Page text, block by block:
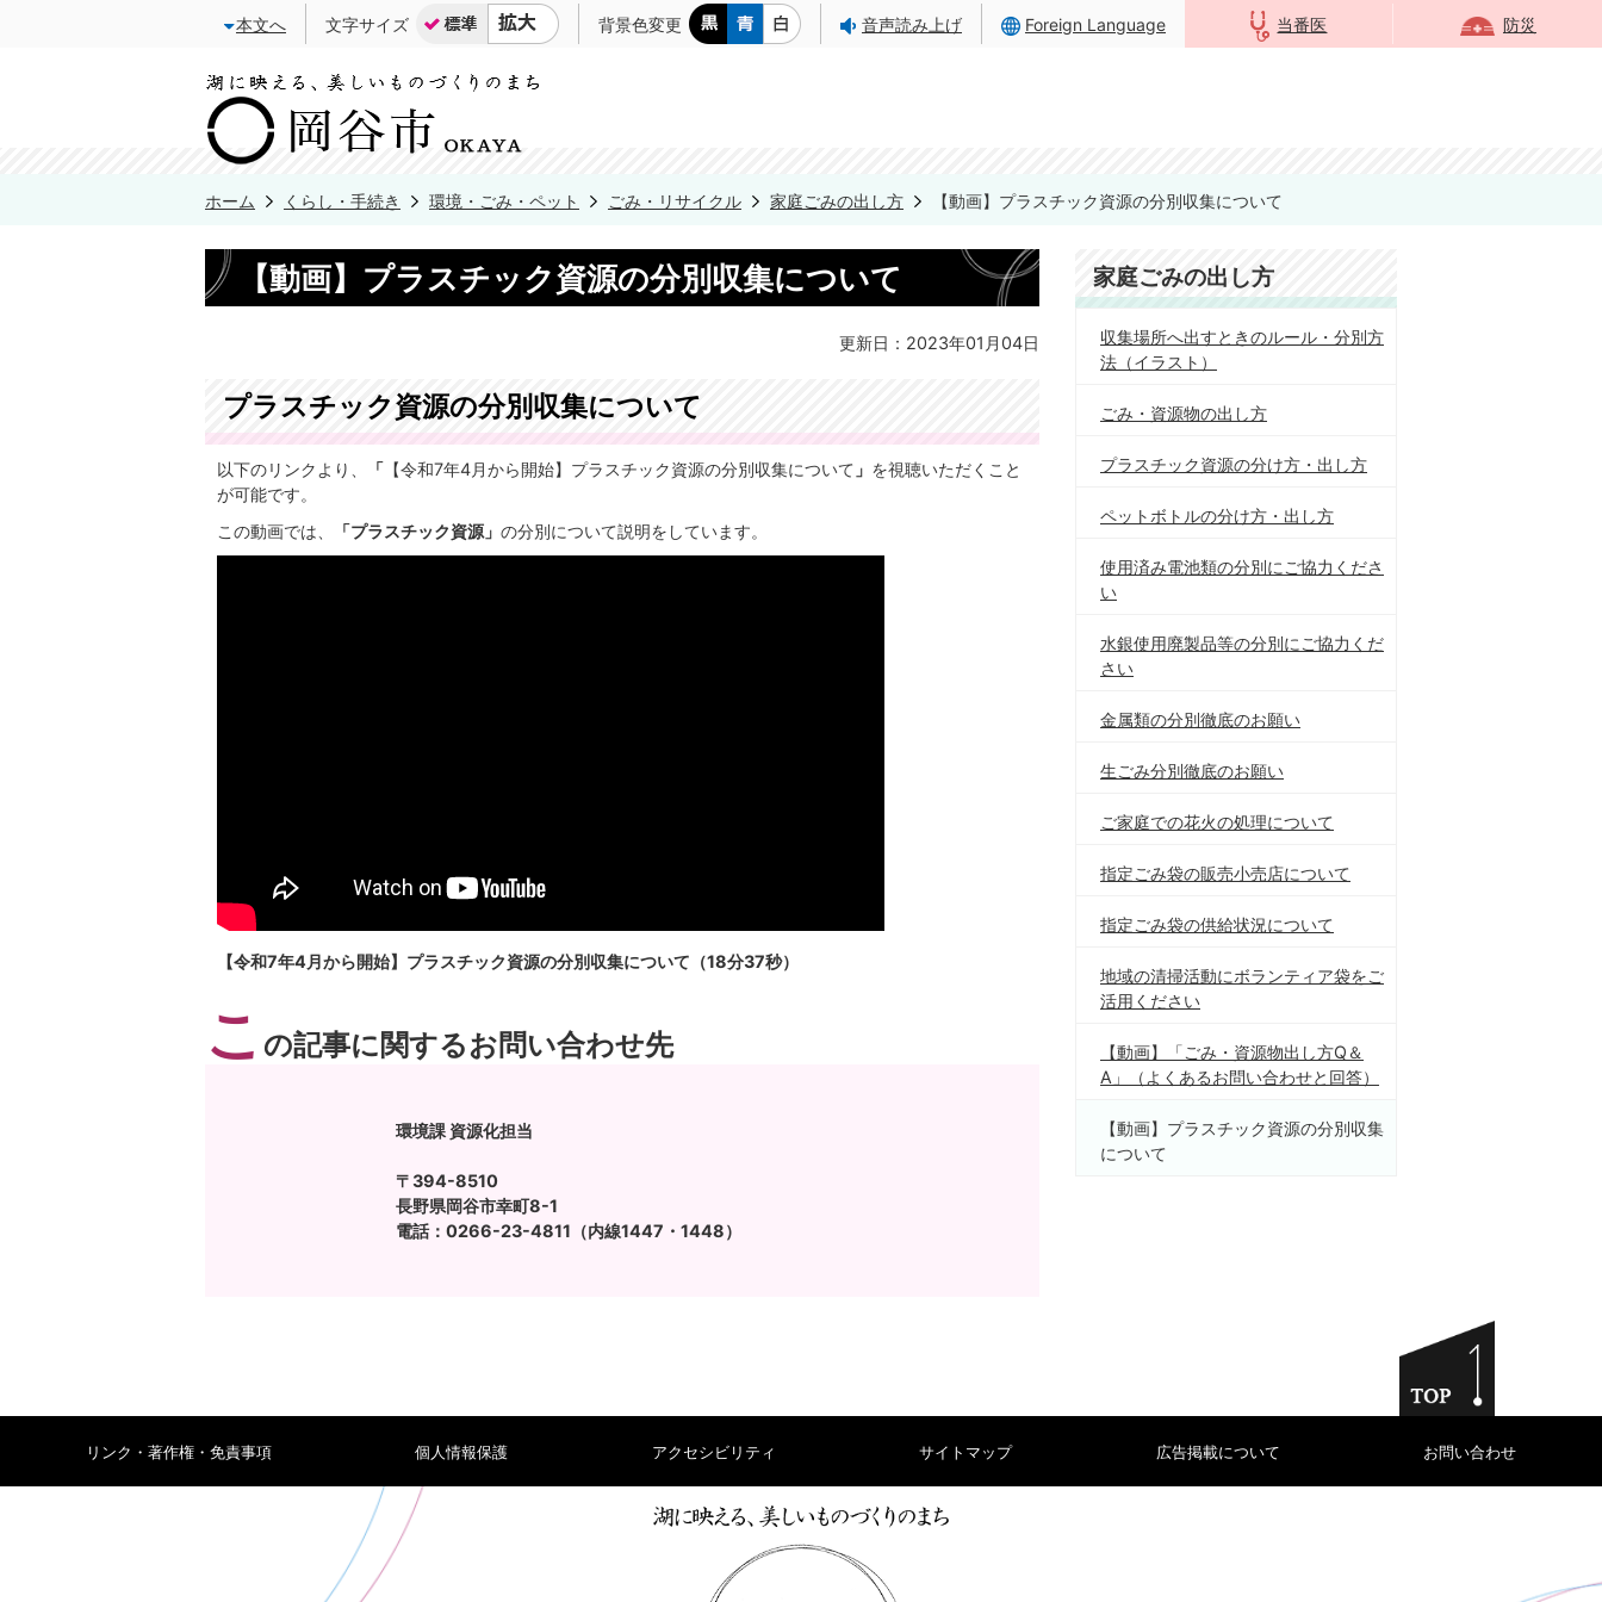
本文へ 文字サイズ 背景色変更 音声読み上げ Foreign Language 当番医 防災
ホーム くらし・手続き 環境・ごみ・ペット ごみ・リサイクル 家庭ごみの出し方 【動画】プラスチック資源の分別収集について
【動画】プラスチック資源の分別収集について
更新日：2023年01月04日
プラスチック資源の分別収集について
以下のリンクより、 「 【令和7年4月から開始】プラスチック資源の分別収集について 」 を視聴いただくこと
が可能です。
この動画では、
「プラスチック資源」 の分別について説明をしています。
【令和7年4月から開始】プラスチック資源の分別収集について（18分37秒）
こ の記事に関するお問い合わせ先
環境課 資源化担当
〒394-8510
長野県岡谷市幸町8-1
電話：0266-23-4811（内線1447・1448）
家庭ごみの出し方
収集場所へ出すときのルール・分別方
法（イラスト）
ごみ・資源物の出し方
プラスチック資源の分け方・出し方
ペットボトルの分け方・出し方
使用済み電池類の分別にご協力くださ
い
水銀使用廃製品等の分別にご協力くだ
さい
金属類の分別徹底のお願い
生ごみ分別徹底のお願い
ご家庭での花火の処理について
指定ごみ袋の販売小売店について
指定ごみ袋の供給状況について
地域の清掃活動にボランティア袋をご
活用ください
【動画】「ごみ・資源物出し方Q＆
A」（よくあるお問い合わせと回答）
【動画】プラスチック資源の分別収集
について
リンク・著作権・免責事項 個人情報保護 アクセシビリティ サイトマップ 広告掲載について お問い合わせ